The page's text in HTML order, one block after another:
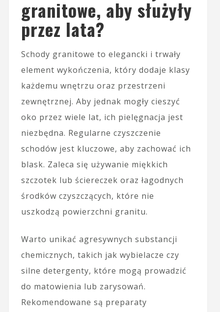
granitowe, aby służyły
przez lata?
Schody granitowe to elegancki i trwały
element wykończenia, który dodaje klasy
każdemu wnętrzu oraz przestrzeni
zewnętrznej. Aby jednak mogły cieszyć
oko przez wiele lat, ich pielęgnacja jest
niezbędna. Regularne czyszczenie
schodów jest kluczowe, aby zachować ich
blask. Zaleca się używanie miękkich
szczotek lub ściereczek oraz łagodnych
środków czyszczących, które nie
uszkodzą powierzchni granitu.
Warto unikać agresywnych substancji
chemicznych, takich jak wybielacze czy
silne detergenty, które mogą prowadzić
do matowienia lub zarysowań.
Rekomendowane są preparaty